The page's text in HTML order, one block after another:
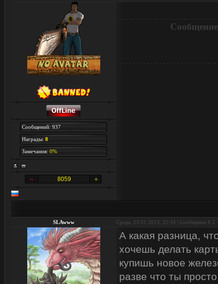
Сообщений: 937
Награды: 8
Замечания: 0%
8059
SLAwww Среда, 23.01.2013, 22:34 | Сообщение # 2
А какая разница,
хочешь делать
купишь новое
разве что ты